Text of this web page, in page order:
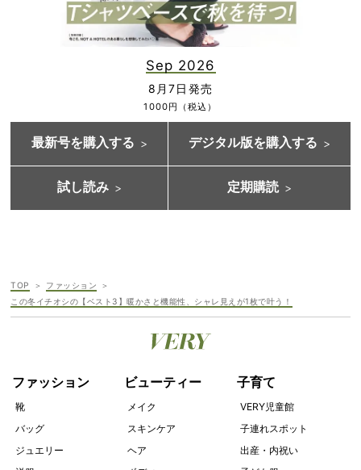
Sep 2026
8月7日発売
1000円（税込）
最新号を購入する デジタル版を購入する
試し読み 定期購読
TOP
ファッション
この冬イチオシの【ベスト3】暖かさと機能性、シャレ見えが1枚で叶う！
ファッション
靴
バッグ
ジュエリー
ビューティー
メイク
スキンケア
ヘア
子育て
VERY児童館
子連れスポット
出産・内祝い